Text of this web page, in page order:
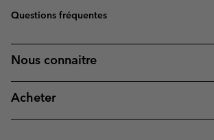
Questions fréquentes
Nous connaitre
Acheter